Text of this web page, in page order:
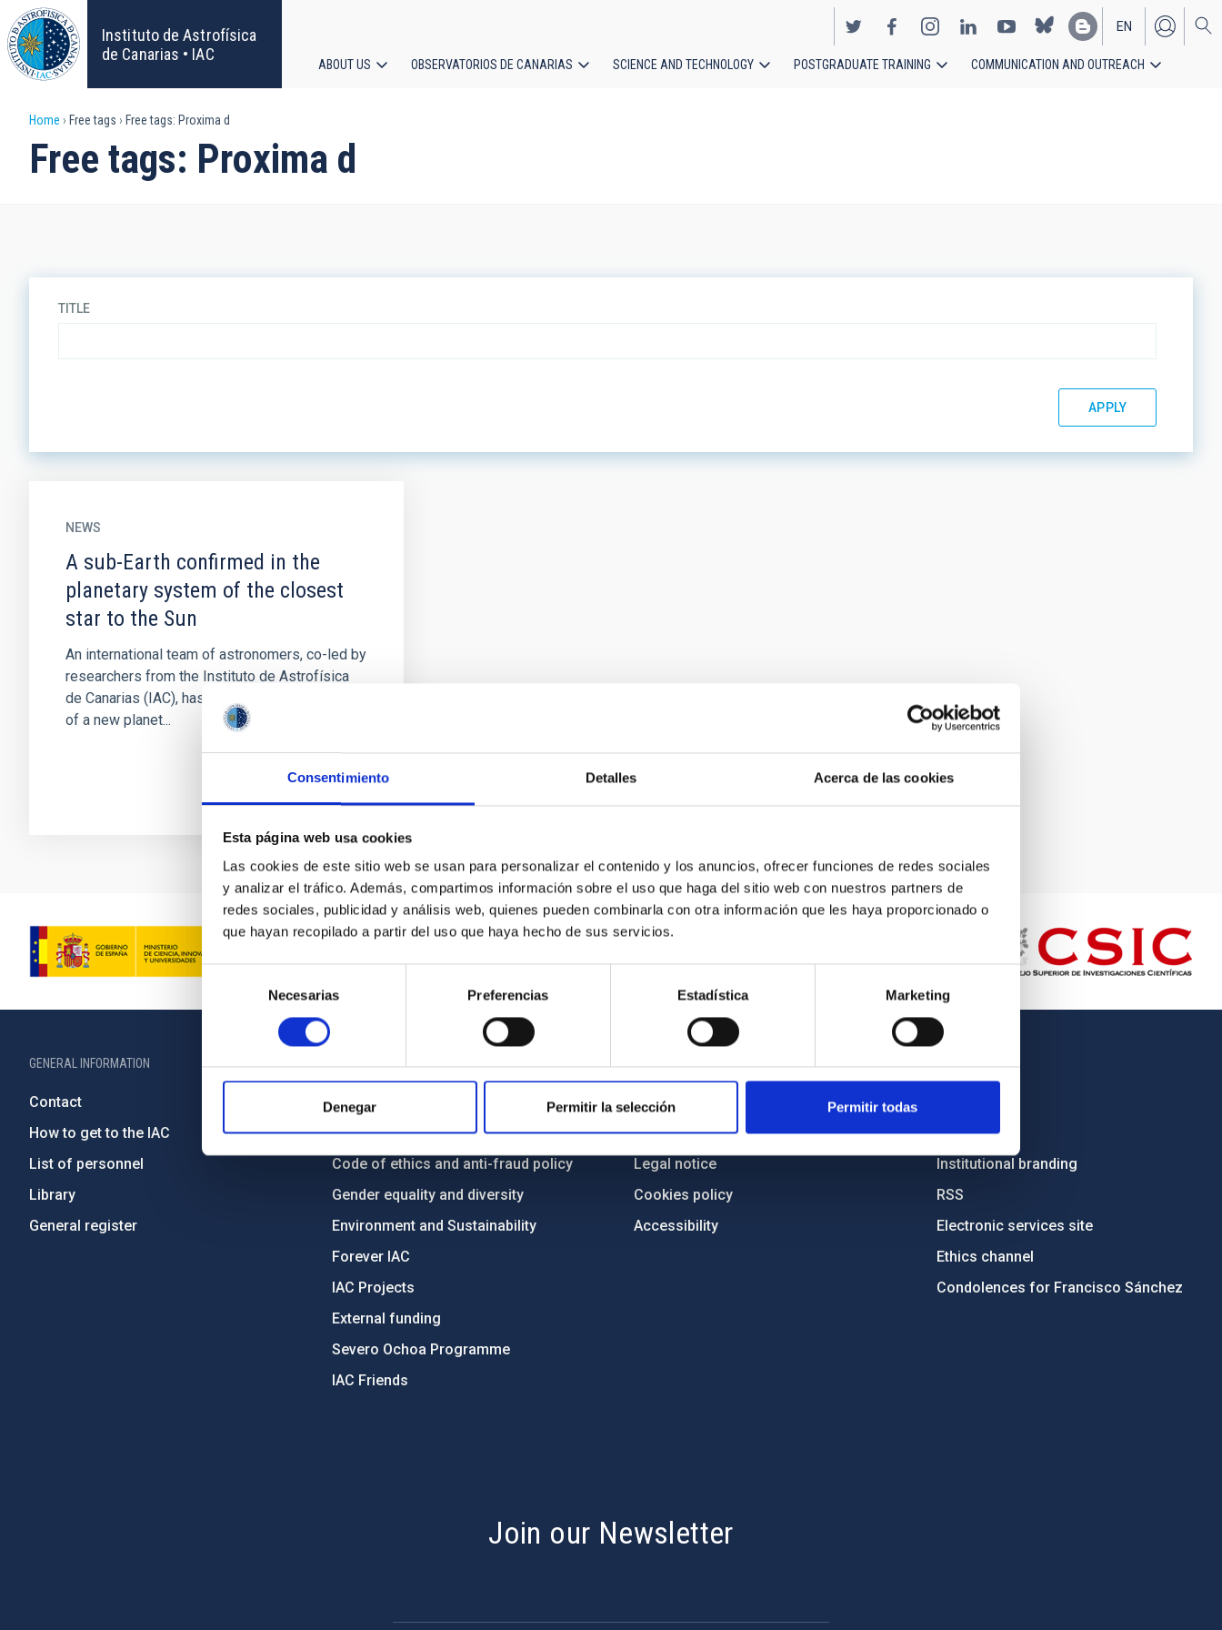
Consentimiento Detalles Acerca de las cookies
Esta página web usa cookies
Las cookies de este sitio web se usan para personalizar el contenido y los anuncios, ofrecer funciones de redes sociales
y analizar el tráfico. Además, compartimos información sobre el uso que haga del sitio web con nuestros partners de
redes sociales, publicidad y análisis web, quienes pueden combinarla con otra información que les haya proporcionado o
que hayan recopilado a partir del uso que haya hecho de sus servicios.
Selección
consentimiento
Necesarias Preferencias Estadística Marketing
Denegar Permitir la selección Permitir todas
Skip
to
main
content
Instituto de Astrofísica
de Canarias • IAC
EN
ES
navigation
ABOUT US OBSERVATORIOS DE CANARIAS SCIENCE AND TECHNOLOGY POSTGRADUATE TRAINING COMMUNICATION AND OUTREACH
Breadcrumb
Home Free tags Free tags: Proxima d
Free tags: Proxima d
TITLE
NEWS
A sub-Earth confirmed in the
planetary system of the closest
star to the Sun
An international team of astronomers, co-led by
researchers from the Instituto de Astrofísica
de Canarias (IAC), has confirmed the presence
of a new planet...
GENERAL INFORMATION
Contact
How to get to the IAC
List of personnel
Library
General register
ABOUT THE IAC
Legislation
Transparency
Code of ethics and anti-fraud policy
Gender equality and diversity
Environment and Sustainability
Forever IAC
IAC Projects
External funding
Severo Ochoa Programme
IAC Friends
IAC PORTAL
Sitemap
Privacy policy
Legal notice
Cookies policy
Accessibility
OTHER LINKS
Tenders
Institutional branding
RSS
Electronic services site
Ethics channel
Condolences for Francisco Sánchez
Join our Newsletter